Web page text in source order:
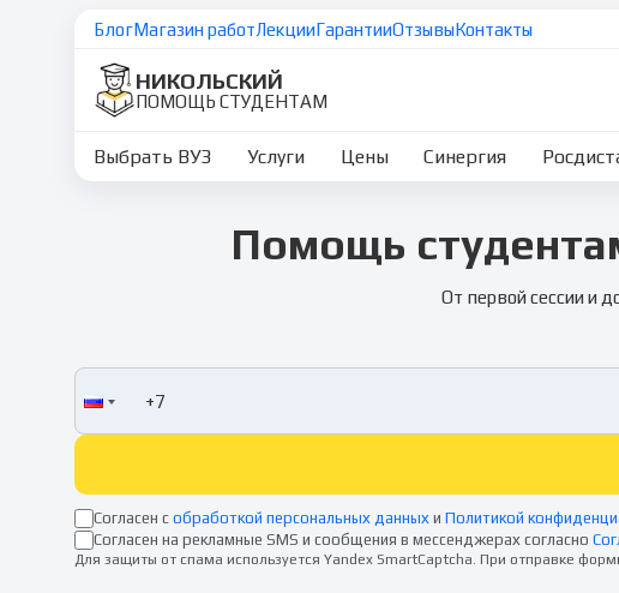
БлогМагазин работЛекцииГарантииОтзывыКонтакты
НИКОЛЬСКИЙ
ПОМОЩЬ СТУДЕНТАМ
Выбрать ВУЗ Услуги Цены Синергия
Помощь
От первой сессии и
Согласен с обработкой персональных данных и Политикой
Согласен на рекламные SMS и сообщения в мессенджерах согласно
Для защиты от спама используется Yandex SmartCaptcha. При отправке